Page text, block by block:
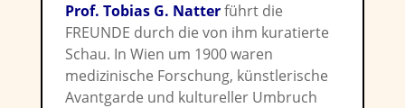
Prof. Tobias G. Natterführt die
FREUNDE durch die von ihm kuratierte
Schau. In Wien um 1900 waren
medizinische Forschung, künstlerische
Avantgarde und kultureller Umbruch